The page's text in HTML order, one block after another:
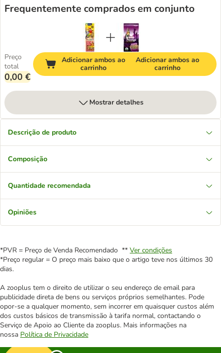
Frequentemente comprados em conjunto
Preço
total
0,00 €
Adicionar ambos ao
carrinho
Adicionar ambos ao
carrinho
Mostrar detalhes
Descrição de produto
Composição
Quantidade recomendada
Opiniões
*PVR = Preço de Venda Recomendado ** Ver condições
*Preço regular = O preço mais baixo que o artigo teve nos últimos 30
dias.
A zooplus tem o direito de utilizar o seu endereço de email para
publicidade direta de bens ou serviços próprios semelhantes. Pode
opor-se a qualquer momento, sem incorrer em quaisquer custos além
dos custos básicos de transmissão à tarifa normal, contactando o
Serviço de Apoio ao Cliente da zooplus. Mais informações na
nossa Política de Privacidade